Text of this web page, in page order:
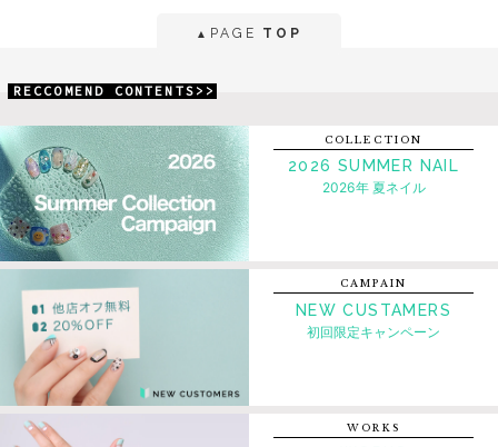
▲ PAGE TOP
RECCOMEND CONTENTS>>
COLLECTION
2026 SUMMER NAIL
2026年 夏ネイル
CAMPAIN
NEW CUSTAMERS
初回限定キャンペーン
WORKS